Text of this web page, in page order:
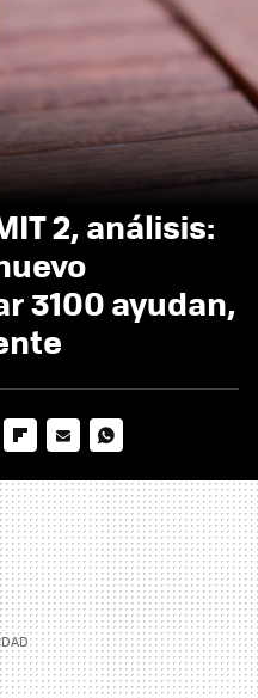
2, análisis:
3100 ayudan,
MAIL